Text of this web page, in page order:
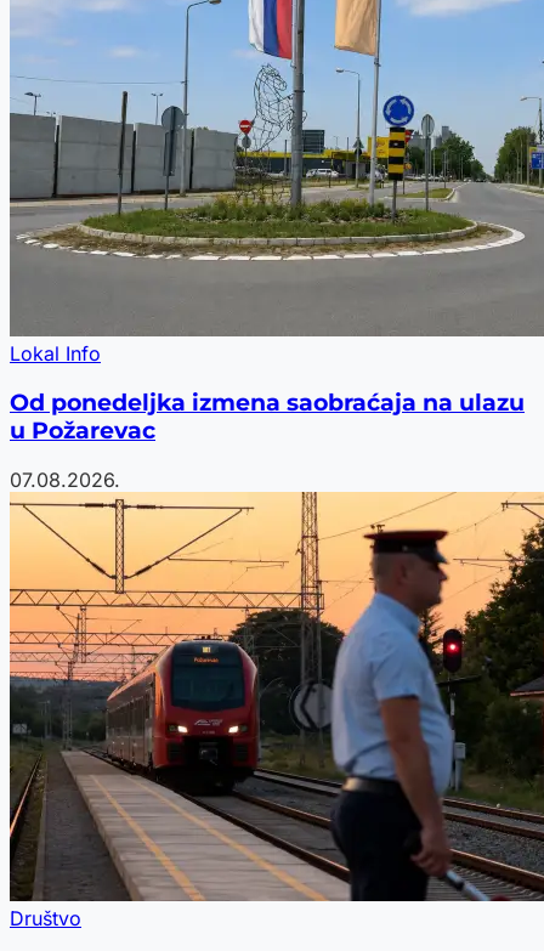
Lokal Info
Od ponedeljka izmena saobraćaja na ulazu
u Požarevac
07.08.2026.
Društvo